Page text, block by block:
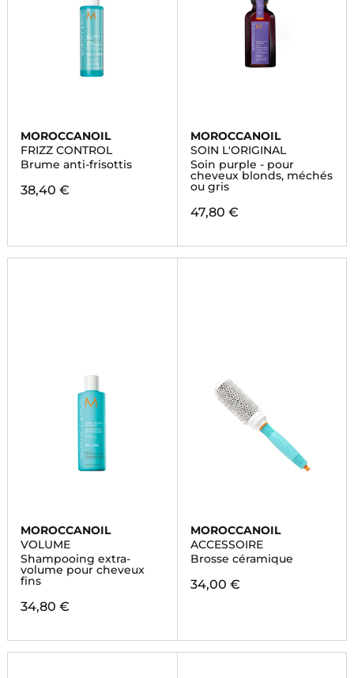
MOROCCANOIL
FRIZZ CONTROL
Brume anti-frisottis
38,40 €
MOROCCANOIL
SOIN L'ORIGINAL
Soin purple - pour
cheveux blonds, méchés
ou gris
47,80 €
MOROCCANOIL
VOLUME
Shampooing extra-
volume pour cheveux
fins
34,80 €
MOROCCANOIL
ACCESSOIRE
Brosse céramique
34,00 €